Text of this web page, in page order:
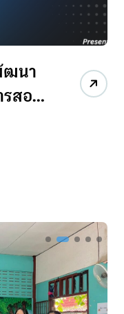
ฒนา
รสอน
ารณ์
ร